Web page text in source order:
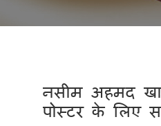
नसीम अहमद
पोस्टर के लिए